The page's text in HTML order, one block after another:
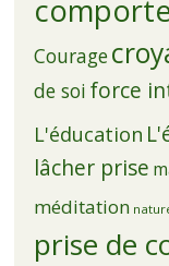
Courage
de soi force
L'éducation
lâcher prise
méditation
prise de